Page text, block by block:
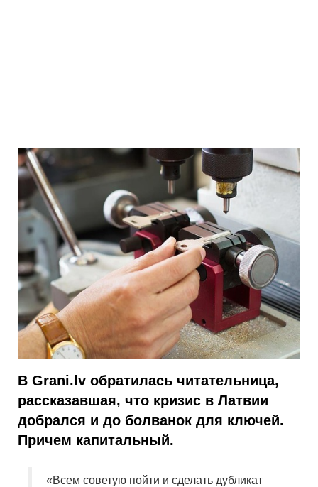
В Grani.lv обратилась читательница,
рассказавшая, что кризис в Латвии
добрался и до болванок для ключей.
Причем капитальный.
«Всем советую пойти и сделать дубликат